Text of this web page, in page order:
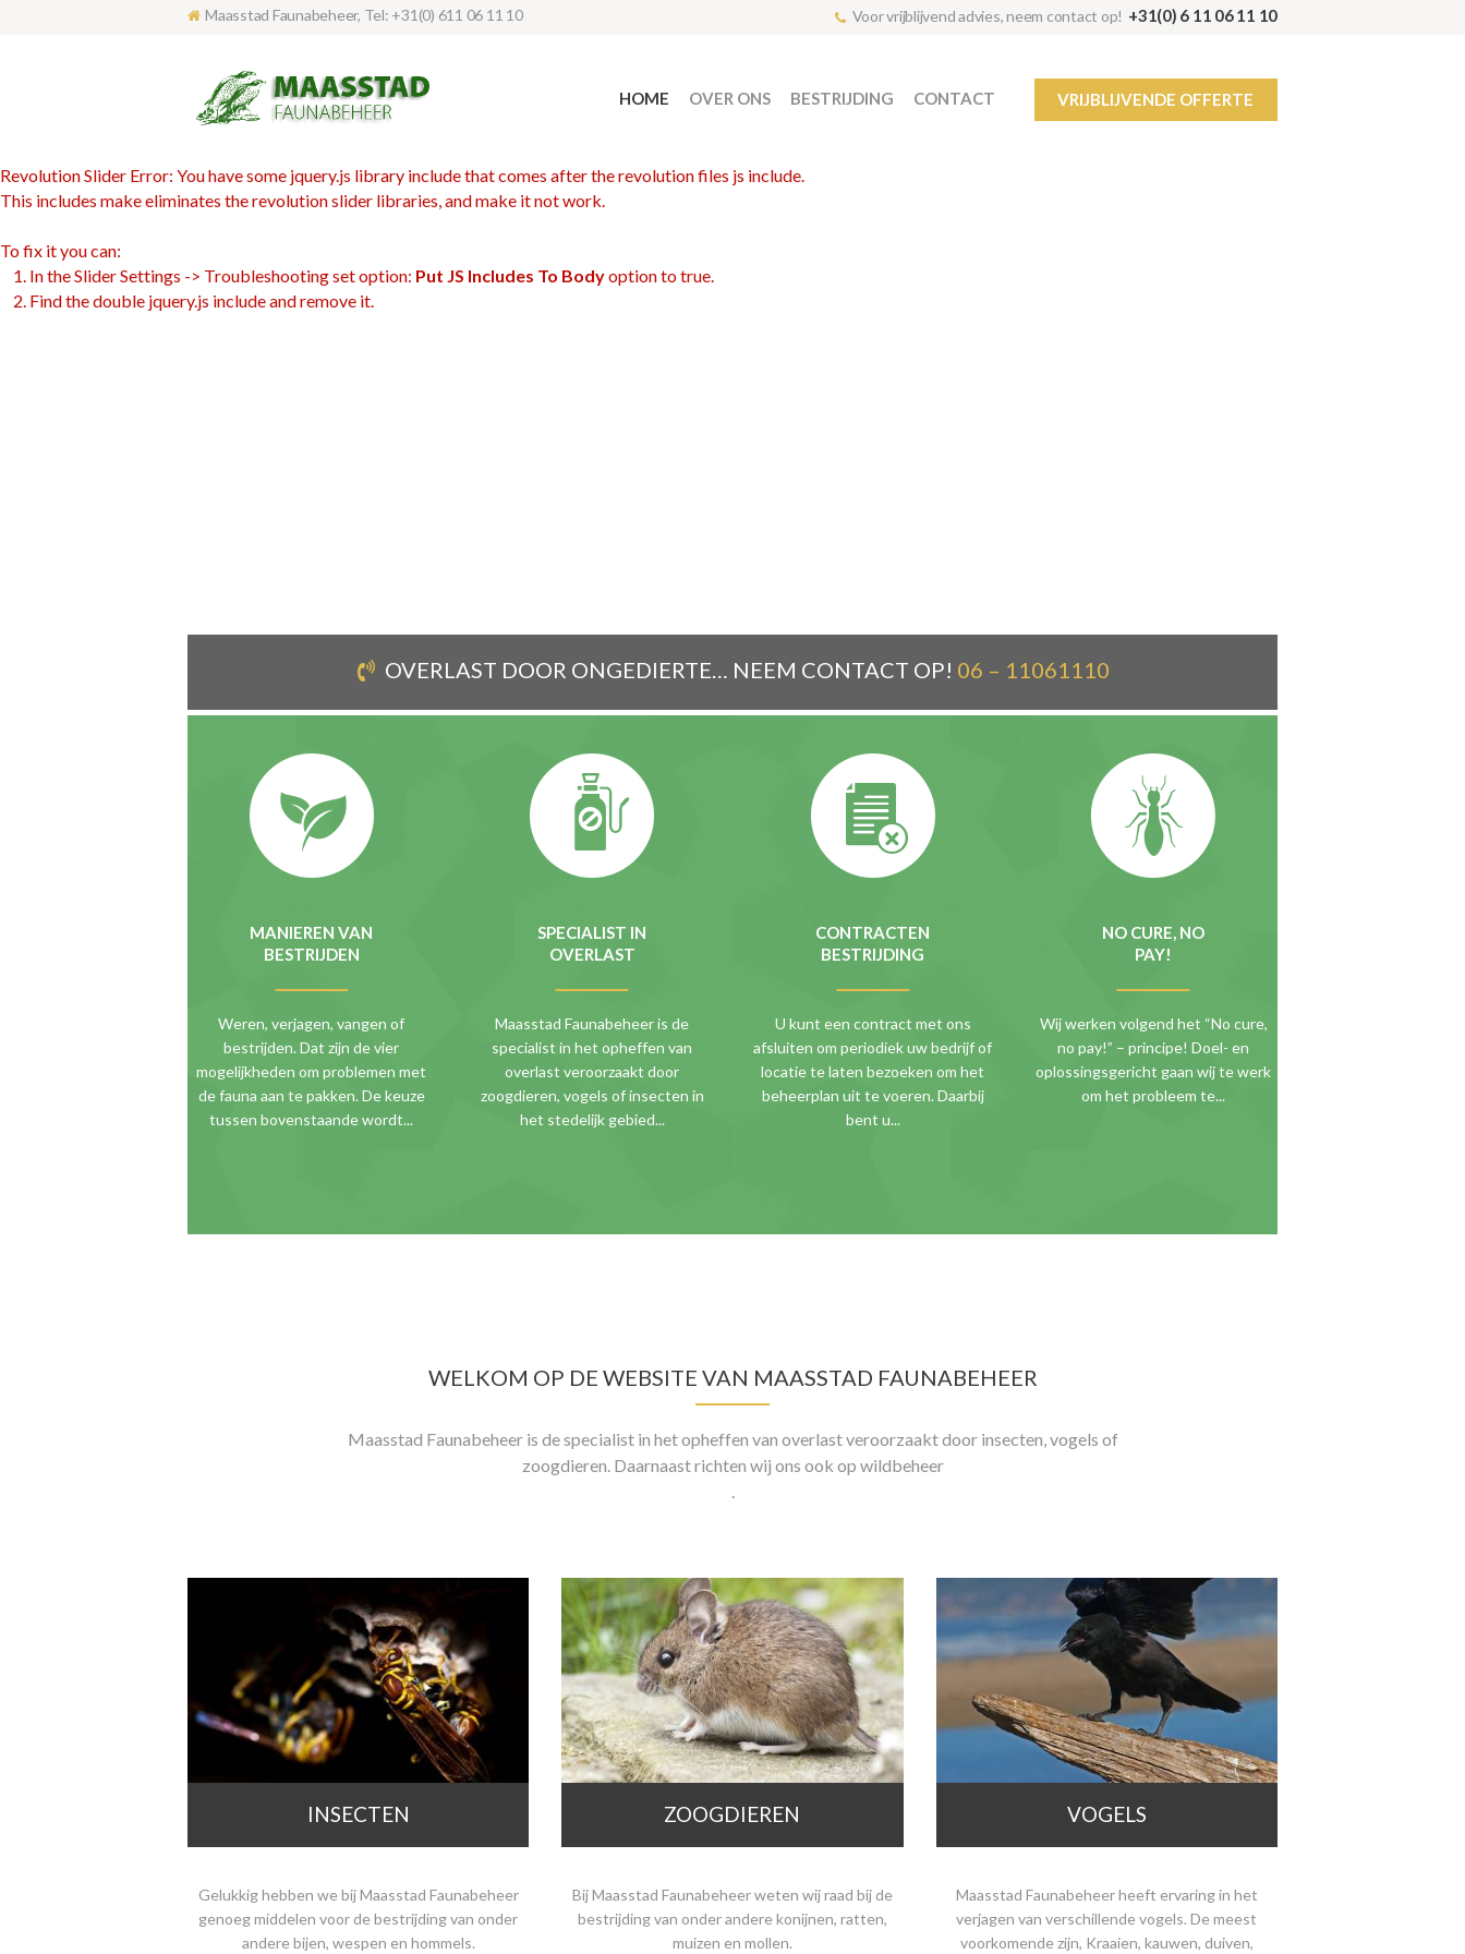
Maasstad Faunabeheer, Tel: +31(0) 611 06 11 10 Voor vrijblijvend advies, neem contact op! +31(0) 6 11 06 11 10
HOME OVER ONS BESTRIJDING CONTACT VRIJBLIJVENDE OFFERTE
Revolution Slider Error: You have some jquery.js library include that comes after the revolution files js include.
This includes make eliminates the revolution slider libraries, and make it not work.
To fix it you can:
1. In the Slider Settings -> Troubleshooting set option: Put JS Includes To Bodyoption to true.
2. Find the double jquery.js include and remove it.
OVERLAST DOOR ONGEDIERTE… NEEM CONTACT OP! 06 – 11061110
MANIEREN VAN
BESTRIJDEN
Weren, verjagen, vangen of
bestrijden. Dat zijn de vier
mogelijkheden om problemen met
de fauna aan te pakken. De keuze
tussen bovenstaande wordt...
SPECIALIST IN
OVERLAST
Maasstad Faunabeheer is de
specialist in het opheffen van
overlast veroorzaakt door
zoogdieren, vogels of insecten in
het stedelijk gebied...
CONTRACTEN
BESTRIJDING
U kunt een contract met ons
afsluiten om periodiek uw bedrijf of
locatie te laten bezoeken om het
beheerplan uit te voeren. Daarbij
bent u...
NO CURE, NO
PAY!
Wij werken volgend het “No cure,
no pay!” – principe! Doel- en
oplossingsgericht gaan wij te werk
om het probleem te...
WELKOM OP DE WEBSITE VAN MAASSTAD FAUNABEHEER
Maasstad Faunabeheer is de specialist in het opheffen van overlast veroorzaakt door insecten, vogels of
zoogdieren. Daarnaast richten wij ons ook op wildbeheer
.
INSECTEN
Gelukkig hebben we bij Maasstad Faunabeheer
genoeg middelen voor de bestrijding van onder
andere bijen, wespen en hommels.
ZOOGDIEREN
Bij Maasstad Faunabeheer weten wij raad bij de
bestrijding van onder andere konijnen, ratten,
muizen en mollen.
VOGELS
Maasstad Faunabeheer heeft ervaring in het
verjagen van verschillende vogels. De meest
voorkomende zijn, Kraaien, kauwen, duiven,